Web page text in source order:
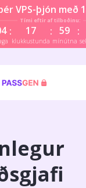
VPS-þjón með
Tími eftir af tilboðinu:
: 17
klukkustunda
: 59
mínútna
: